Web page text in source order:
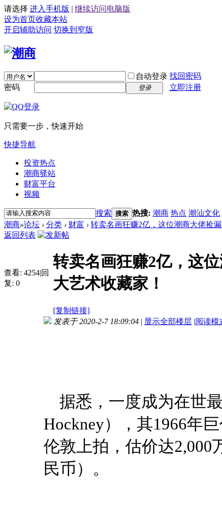
请选择 进入手机版 | 继续访问电脑版
设为首页收藏本站
开启辅助访问 切换到窄版
自动登录 找回密码
密码
登录 立即注册
只需要一步，快速开始
快捷导航
投资热点
潮商驿站
财富平台
视频
搜索 搜索 热搜: 潮商 热点 潮汕文化
潮商»论坛 › 分类 › 财富 › 转卖名画狂赚2亿，这位潮商大佬捡
返回列表
查看: 4254|回
复: 0
转卖名画狂赚2亿，这
大艺术收藏家！
[复制链接]
发表于 2020-2-7 18:09:04 | 显示全部楼层 |阅读模
据悉，一度成为在世
Hockney），其1966年
伦敦上拍，估价达2,000
民币）。